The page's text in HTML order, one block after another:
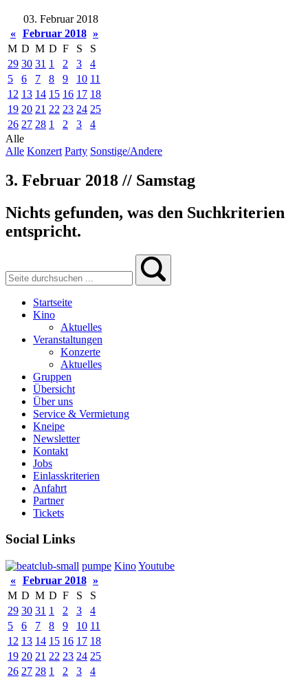
03. Februar 2018
« Februar 2018 »
M D M D F S
S
29 30 31 1 2 3
4
5
6 7 8 9 10 11
12 13 14 15 16 17 18
19 20 21 22 23 24 25
26 27 28 1 2 3
4
Alle
Alle Konzert Party Sonstige/Andere
3. Februar 2018 // Samstag
Nichts gefunden, was den Suchkriterien
entspricht.
Startseite
Kino
Aktuelles
Veranstaltungen
Konzerte
Aktuelles
Gruppen
Übersicht
Über uns
Service & Vermietung
Kneipe
Newsletter
Kontakt
Jobs
Einlasskriterien
Anfahrt
Partner
Tickets
Social Links
pumpe KinoYoutube
« Februar 2018 »
M D M D F S
S
29 30 31 1 2 3
4
5
6 7 8 9 10 11
12 13 14 15 16 17 18
19 20 21 22 23 24 25
26 27 28 1 2 3 4